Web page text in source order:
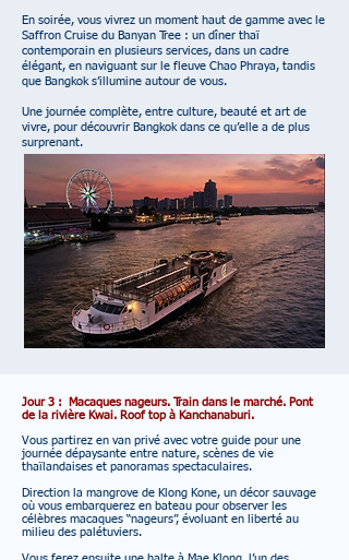
En soirée, vous vivrez un moment haut de gamme avec le
Saffron Cruise du Banyan Tree : un dîner thaï
contemporain en plusieurs services, dans un cadre
élégant, en naviguant sur le fleuve Chao Phraya, tandis
que Bangkok s’illumine autour de vous.
Une journée complète, entre culture, beauté et art de
vivre, pour découvrir Bangkok dans ce qu’elle a de plus
surprenant.
Jour 3 : Macaques nageurs. Train dans le marché. Pont
de la rivière Kwai. Roof top à Kanchanaburi.
Vous partirez en van privé avec votre guide pour une
journée dépaysante entre nature, scènes de vie
thaïlandaises et panoramas spectaculaires.
Direction la mangrove de Klong Kone, un décor sauvage
où vous embarquerez en bateau pour observer les
célèbres macaques “nageurs”, évoluant en liberté au
milieu des palétuviers.